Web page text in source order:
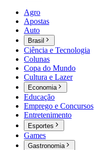
Agro
Apostas
Auto
Brasil
Ciência e Tecnologia
Colunas
Copa do Mundo
Cultura e Lazer
Economia
Educação
Emprego e Concursos
Entretenimento
Esportes
Games
Gastronomia